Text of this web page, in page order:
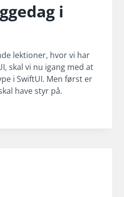
i
lektioner, hvor vi har
skal vi nu igang med at
i SwiftUI. Men først er
have styr på.